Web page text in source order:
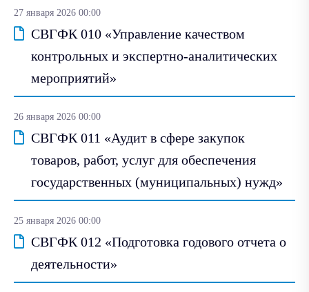
27 января 2026 00:00
СВГФК 010 «Управление качеством
контрольных и экспертно-аналитических
мероприятий»
26 января 2026 00:00
СВГФК 011 «Аудит в сфере закупок
товаров, работ, услуг для обеспечения
государственных (муниципальных) нужд»
25 января 2026 00:00
СВГФК 012 «Подготовка годового отчета о
деятельности»